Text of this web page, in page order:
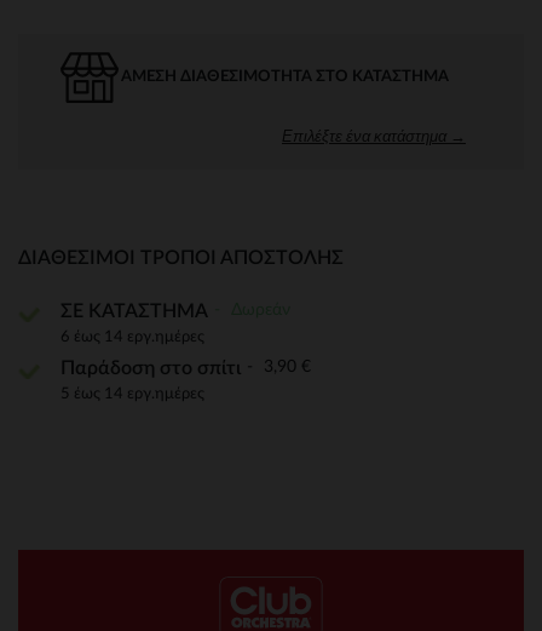
ΆΜΕΣΗ ΔΙΑΘΕΣΙΜΌΤΗΤΑ ΣΤΟ ΚΑΤΆΣΤΗΜΑ
Επιλέξτε ένα κατάστημα →
ΔΙΑΘΈΣΙΜΟΙ ΤΡΌΠΟΙ ΑΠΟΣΤΟΛΉΣ
ΣΕ ΚΑΤΑΣΤΗΜΑ
6 έως 14 εργ.ημέρες
Παράδοση στο σπίτι 3,90 €
5 έως 14 εργ.ημέρες